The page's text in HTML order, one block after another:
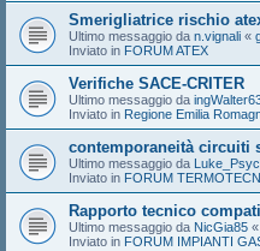
Smerigliatrice rischio
Ultimo messaggio da n.vignali «
Inviato in FORUM ATEX
Verifiche SACE-CRITER
Ultimo messaggio da
Inviato in Regione Emilia
contemporaneità circuiti
Ultimo messaggio da
Inviato in FORUM
Rapporto tecnico
Ultimo messaggio da NicGia85 «
Inviato in FORUM IMPIANTI